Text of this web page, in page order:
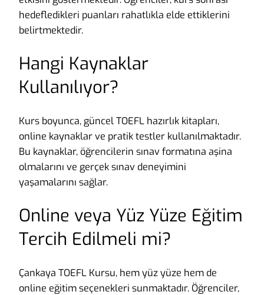
hedefledikleri puanları rahatlıkla elde ettiklerini
belirtmektedir.
Hangi Kaynaklar
Kullanılıyor?
Kurs boyunca, güncel TOEFL hazırlık kitapları,
online kaynaklar ve pratik testler kullanılmaktadır.
Bu kaynaklar, öğrencilerin sınav formatına aşina
olmalarını ve gerçek sınav deneyimini
yaşamalarını sağlar.
Online veya Yüz Yüze Eğitim
Tercih Edilmeli mi?
Çankaya TOEFL Kursu, hem yüz yüze hem de
online eğitim seçenekleri sunmaktadır. Öğrenciler,